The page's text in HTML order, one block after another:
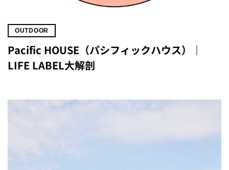
OUTDOOR
Pacific HOUSE（パシフィックハウス）｜
LIFE LABEL大解剖